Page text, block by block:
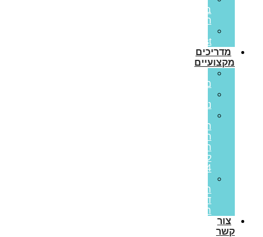
בערבות
המדינה
Invest
מדריכים
מקצועיים
משתנה
נומינלית
תשומות
הבנייה
תחזית
לשנת
2024
רכישה
דירה
ראשונה
צור
קשר